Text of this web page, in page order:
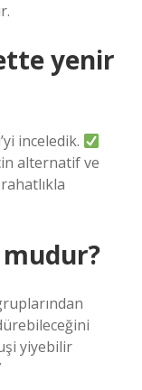
yenir
inceledik.
alternatif ve
yiyebilir